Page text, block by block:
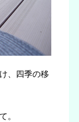
、四季の移
。